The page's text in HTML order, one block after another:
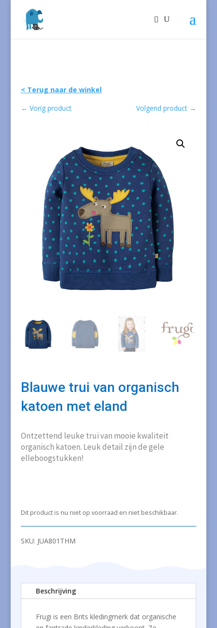
< Terug naar de winkel
← Vorig product Volgend product →
Blauwe trui van organisch
katoen met eland
Ontzettend leuke trui van mooie kwaliteit
organisch katoen. Leuk detail zijn de gele
elleboogstukken!
Dit product is nu niet op voorraad en niet beschikbaar.
SKU: JUA801THM
Beschrijving
Frugi is een Brits kledingmerk dat organische